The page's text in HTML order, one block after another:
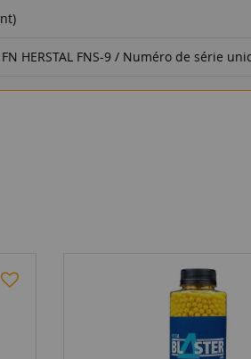
HERSTAL FNS-9 / Numéro de série